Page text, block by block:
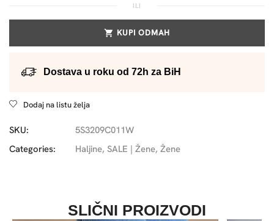
ILI
KUPI ODMAH
Dostava u roku od 72h za BiH
Dodaj na listu želja
SKU:
5S3209C011W
Categories:
Haljine, SALE | Žene, Žene
SLIČNI PROIZVODI